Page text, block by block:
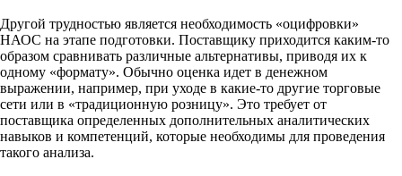
Другой трудностью является необходимость «оцифровки»
НАОС на этапе подготовки. Поставщику приходится каким-то
образом сравнивать различные альтернативы, приводя их к
одному «формату». Обычно оценка идет в денежном
выражении, например, при уходе в какие-то другие торговые
сети или в «традиционную розницу». Это требует от
поставщика определенных дополнительных аналитических
навыков и компетенций, которые необходимы для проведения
такого анализа.